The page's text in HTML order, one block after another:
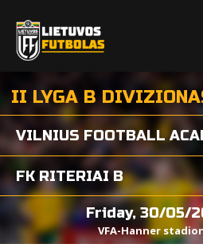
II LYGA B
VILNIUS FOOTBALL
FK RITERIAI B
Friday, 30/05/
VFA-Hanner